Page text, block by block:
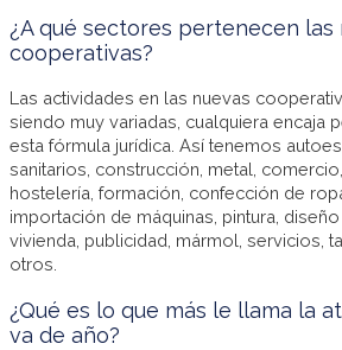
¿A qué sectores pertenecen las
cooperativas?
Las actividades en las nuevas
siendo muy variadas, cualquiera encaja
esta fórmula jurídica. Así tenemos
sanitarios, construcción, metal,
hostelería, formación, confección de
importación de máquinas, pintura,
vivienda, publicidad, mármol, servicios,
otros.
¿Qué es lo que más le llama la
va de año?